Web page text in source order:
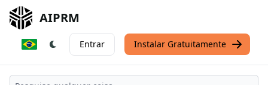
AIPRM
Entrar Instalar Gratuitamente